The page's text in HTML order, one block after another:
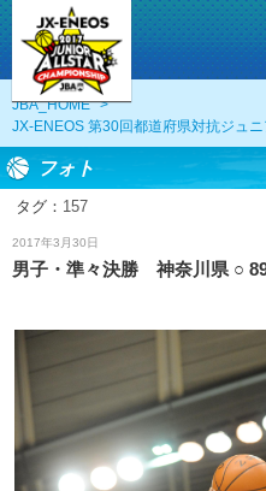
JBA_HOME
>
JX-ENEOS 第30回都道府県対抗ジュ
フォト
タグ： 157
2017年3月30日
男子・準々決勝 神奈川県 ○